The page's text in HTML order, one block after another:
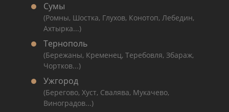
Сумы
(Ромны, Шостка, Глухов, Конотоп, Лебедин,
Ахтырка...)
Тернополь
(Бережаны, Кременец, Теребовля, Збараж,
Чортков...)
Ужгород
(Берегово, Хуст, Свалява, Мукачево,
Виноградов...)